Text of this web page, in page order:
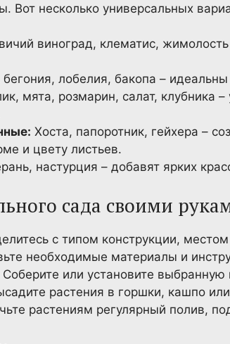
Вот несколько универсальных
виноград, клематис, жимолость
бегония, лобелия, бакопа –
мята, розмарин, салат, клубника
Хоста, папоротник, гейхера –
и цвету листьев.
настурция – добавят ярких
сада своими
с типом конструкции,
необходимые материалы и
Соберите или установите выбранную
растения в горшки, кашпо
растениям регулярный полив,